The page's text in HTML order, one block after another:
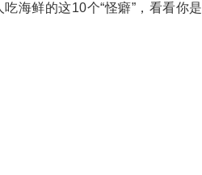
海鲜的这10个“怪癖”，看看你是